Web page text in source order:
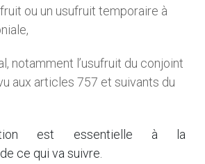
ou un usufruit temporaire à
notamment l’usufruit du conjoint
aux articles 757 et suivants du
est essentielle à la
ce qui va suivre.